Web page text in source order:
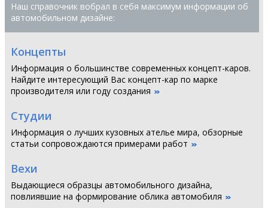
Наш справочник вобрал в себя максимум информации об
автомобильном дизайне:
Концепты
Информация о большинстве современных концепт-каров.
Найдите интересующий Вас концепт-кар по марке
производителя или году создания
Студии
Информация о лучших кузовных ателье мира, обзорные
статьи сопровождаются примерами работ
Вехи
Выдающиеся образцы автомобильного дизайна,
повлиявшие на формирование облика автомобиля